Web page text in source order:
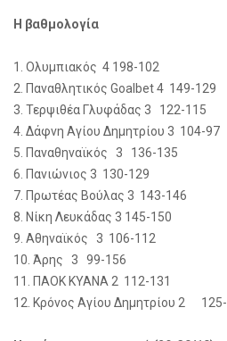
Η βαθμολογία
1. Ολυμπιακός 4 198-102
2. Παναθλητικός Goalbet 4 149-129
3. Τερψιθέα Γλυφάδας 3 122-115
4. Δάφνη Αγίου Δημητρίου 3 104-97
5. Παναθηναϊκός 3 136-135
6. Πανιώνιος 3 130-129
7. Πρωτέας Βούλας 3 143-146
8. Νίκη Λευκάδας 3 145-150
9. Αθηναϊκός 3 106-112
10. Άρης 3 99-156
11. ΠΑΟΚ ΚΥΑΝΑ 2 112-131
12. Κρόνος Αγίου Δημητρίου 2